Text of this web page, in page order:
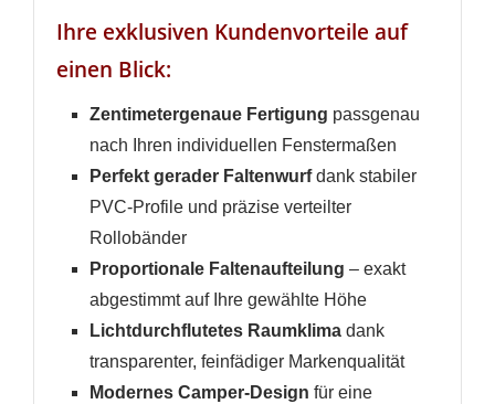
Ihre exklusiven Kundenvorteile auf
einen Blick:
Zentimetergenaue Fertigung passgenau
nach Ihren individuellen Fenstermaßen
Perfekt gerader Faltenwurfdank stabiler
PVC-Profile und präzise verteilter
Rollobänder
Proportionale Faltenaufteilung – exakt
abgestimmt auf Ihre gewählte Höhe
Lichtdurchflutetes Raumklima dank
transparenter, feinfädiger Markenqualität
Modernes Camper-Design für eine